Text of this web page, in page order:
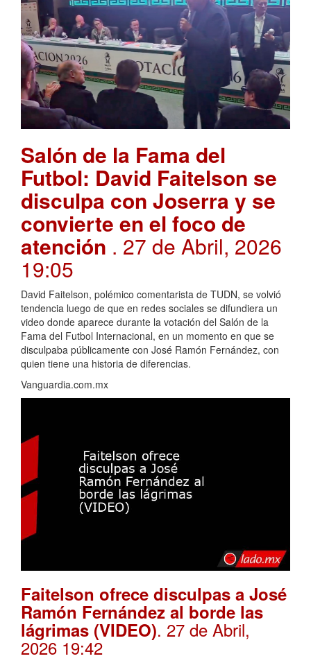
Salón de la Fama del
Futbol: David Faitelson se
disculpa con Joserra y se
convierte en el foco de
atención . 27 de Abril, 2026
19:05
David Faitelson, polémico comentarista de TUDN, se volvió
tendencia luego de que en redes sociales se difundiera un
video donde aparece durante la votación del Salón de la
Fama del Futbol Internacional, en un momento en que se
disculpaba públicamente con José Ramón Fernández, con
quien tiene una historia de diferencias.
Vanguardia.com.mx
Faitelson ofrece disculpas a José
Ramón Fernández al borde las
lágrimas (VIDEO). 27 de Abril,
2026 19:42